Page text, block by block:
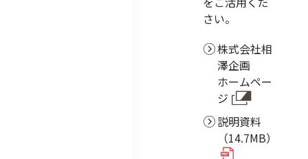
さい。
株式会社相
澤企画
ホームペー
ジ
説明資料
（14.7MB）